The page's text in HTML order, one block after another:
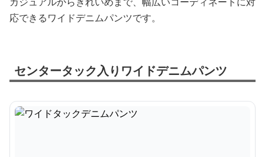
応できるワイドデニムパンツです。
センタータック入りワイドデニムパンツ